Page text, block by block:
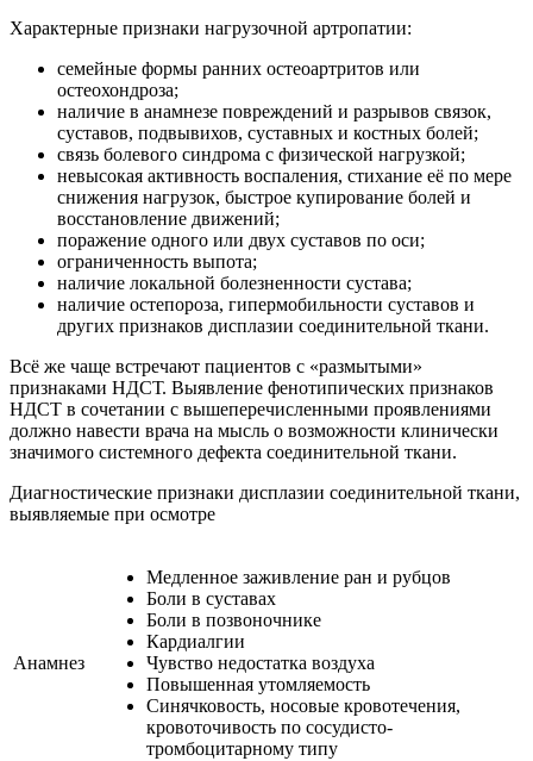
Характерные признаки нагрузочной артропатии:
семейные формы ранних остеоартритов или
остеохондроза;
наличие в анамнезе повреждений и разрывов связок,
суставов, подвывихов, суставных и костных болей;
связь болевого синдрома с физической нагрузкой;
невысокая активность воспаления, стихание её по мере
снижения нагрузок, быстрое купирование болей и
восстановление движений;
поражение одного или двух суставов по оси;
ограниченность выпота;
наличие локальной болезненности сустава;
наличие остепороза, гипермобильности суставов и
других признаков дисплазии соединительной ткани.
Всё же чаще встречают пациентов с «размытыми»
признаками НДСТ. Выявление фенотипических признаков
НДСТ в сочетании с вышеперечисленными проявлениями
должно навести врача на мысль о возможности клинически
значимого системного дефекта соединительной ткани.
Диагностические признаки дисплазии соединительной ткани,
выявляемые при осмотре
Анамнез
Медленное заживление ран и рубцов
Боли в суставах
Боли в позвоночнике
Кардиалгии
Чувство недостатка воздуха
Повышенная утомляемость
Синячковость, носовые кровотечения,
кровоточивость по сосудисто-
тромбоцитарному типу